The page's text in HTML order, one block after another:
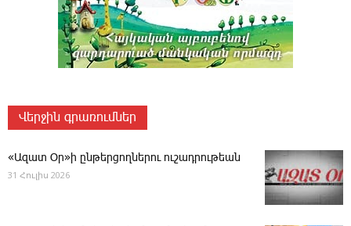
Վերջին գրառումներ
«Ազատ Օր»ի ընթերցողներու ուշադրութեան
31 Հուլիս 2026